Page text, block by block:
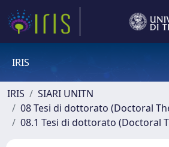
IRIS
IRIS
SIARI UNITN
08 Tesi di dottorato (Doctoral
08.1 Tesi di dottorato (Doctoral